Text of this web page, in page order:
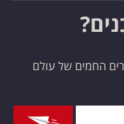
החמים של עולם